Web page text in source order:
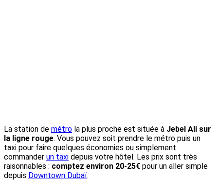
La station de métro la plus proche est située à Jebel Ali sur
la ligne rouge. Vous pouvez soit prendre le métro puis un
taxi pour faire quelques économies ou simplement
commander un taxi depuis votre hôtel. Les prix sont très
raisonnables : comptez environ 20-25€ pour un aller simple
depuis Downtown Dubaï.